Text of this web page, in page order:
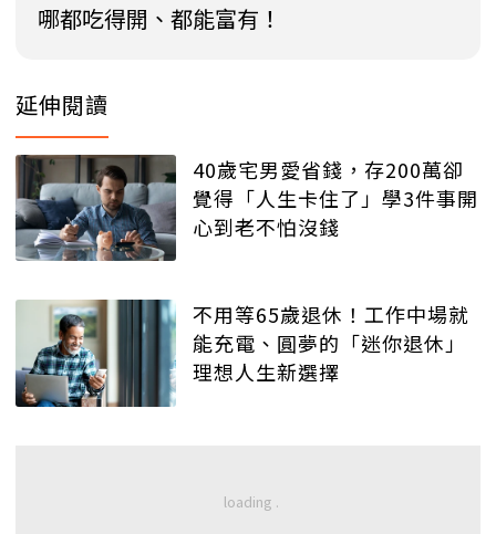
哪都吃得開、都能富有！
延伸閱讀
40歲宅男愛省錢，存200萬卻
覺得「人生卡住了」學3件事開
心到老不怕沒錢
不用等65歲退休！工作中場就
能充電、圓夢的「迷你退休」
理想人生新選擇